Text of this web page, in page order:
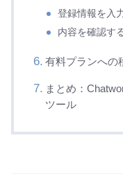
登録情報を入
内容を確認す
有料プランへの
まとめ：
ツール